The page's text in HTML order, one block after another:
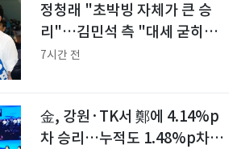
정청래 "초박빙 자체가 큰 승
리"…김민석 측 "대세 굳히는
양상"
7시간 전
金, 강원·TK서 鄭에 4.14%p
차 승리…누적도 1.48%p차로